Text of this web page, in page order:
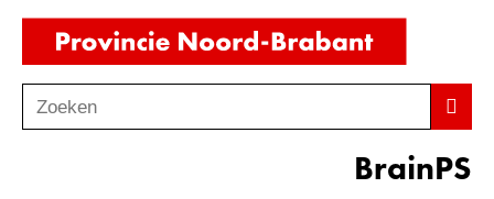
Ga
de
inhoud
o
Zoeken
BrainPS